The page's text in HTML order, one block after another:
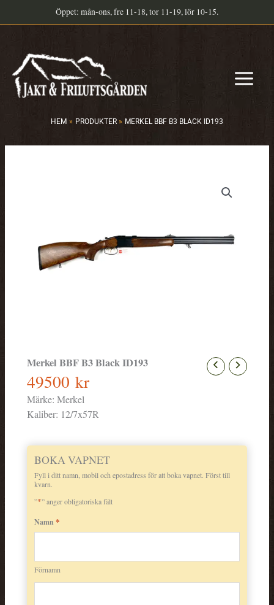
till
Öppet: mån-ons, fre 11-18, tor 11-19, lör 10-15.
HEM PRODUKTER MERKEL BBF B3 BLACK ID193
Merkel BBF B3 Black ID193
49500 kr
Märke: Merkel
Kaliber: 12/7x57R
BOKA VAPNET
Fyll i ditt namn, mobil och epostadress för att boka vapnet. Först till
kvarn.
”*” anger obligatoriska fält
Namn *
Förnamn